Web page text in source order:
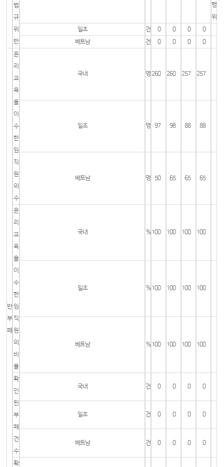
법
규
위
반
행
위
일조
건 0 0 0
0
베트남
건 0 0 0 0
반
부
패
윤
리
교
육
을
이
수
한
임
직
원
의
수
국내 명 260 260 257 257
일조 명 97 98 88 88
베트남 명 50 65 65 65
윤
리
교
육
을
이
수
한
임
직
원
의
비
율
국내 % 100 100 100 100
일조 % 100 100 100 100
베트남 % 100 100 100 100
확
인
된
부
패
건
수
국내 건 0 0 0 0
일조 건 0 0 0 0
베트남 건 0 0 0 0
확